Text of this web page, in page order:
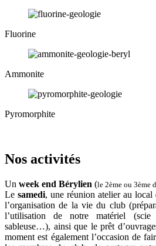
Fluorine
Ammonite
Pyromorphite
Nos activités
Un week end Bérylien (le 2ème ou 3ème
Le samedi, une réunion atelier au
l’organisation de la vie du club
l’utilisation de notre matériel
sableuse…), ainsi que le prêt
moment est également l’occasion de